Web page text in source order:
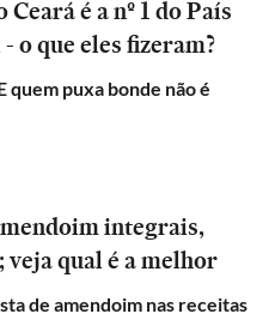
é a nº 1 do País
o que eles fizeram?
quem puxa bonde não é
integrais,
qual é a melhor
de amendoim nas receitas